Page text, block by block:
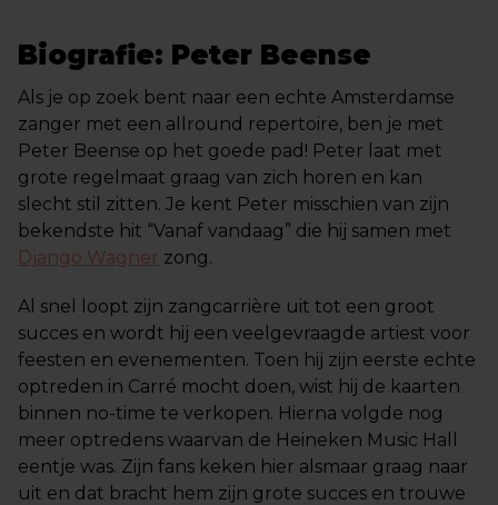
Biografie: Peter Beense
Als je op zoek bent naar een echte Amsterdamse
zanger met een allround repertoire, ben je met
Peter Beense op het goede pad! Peter laat met
grote regelmaat graag van zich horen en kan
slecht stil zitten. Je kent Peter misschien van zijn
bekendste hit “Vanaf vandaag” die hij samen met
Django Wagner zong.
Al snel loopt zijn zangcarrière uit tot een groot
succes en wordt hij een veelgevraagde artiest voor
feesten en evenementen. Toen hij zijn eerste echte
optreden in Carré mocht doen, wist hij de kaarten
binnen no-time te verkopen. Hierna volgde nog
meer optredens waarvan de Heineken Music Hall
eentje was. Zijn fans keken hier alsmaar graag naar
uit en dat bracht hem zijn grote succes en trouwe